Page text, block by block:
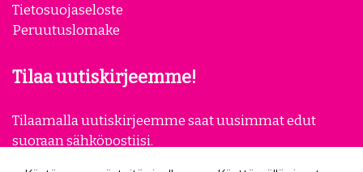
Tietosuojaseloste
Peruutuslomake
Tilaa uutiskirjeemme!
Tilaamalla uutiskirjeemme saat uusimmat edut
suoraan sähköpostiisi.